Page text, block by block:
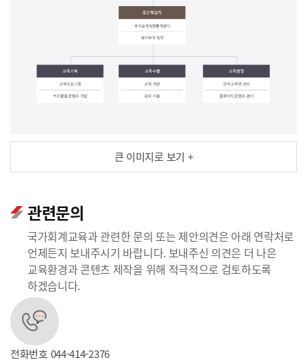
큰 이미지로 보기 +
관련문의
국가회계교육과 관련한 문의 또는 제안의견은 아래 연락처로
언제든지 보내주시기 바랍니다. 보내주신 의견은 더 나은
교육환경과 콘텐츠 제작을 위해 적극적으로 검토하도록
하겠습니다.
전화번호 044-414-2376